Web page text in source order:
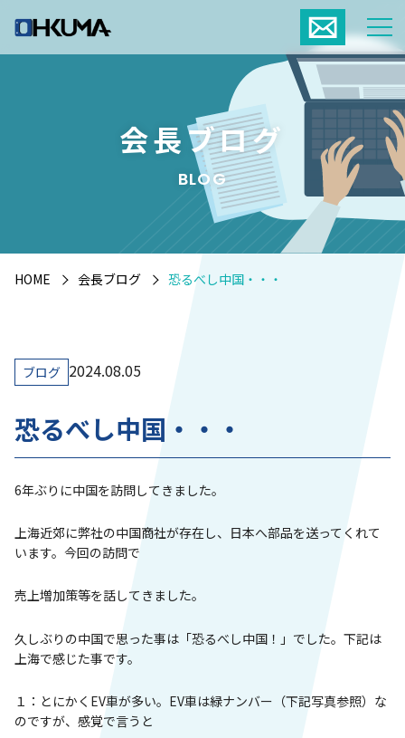
会長ブログ
BLOG
HOME 会長ブログ 恐るべし中国・・・
ブログ 2024.08.05
恐るべし中国・・・
6年ぶりに中国を訪問してきました。
上海近郊に弊社の中国商社が存在し、日本へ部品を送ってくれて
います。今回の訪問で
売上増加策等を話してきました。
久しぶりの中国で思った事は「恐るべし中国！」でした。下記は
上海で感じた事です。
１：とにかくEV車が多い。EV車は緑ナンバー（下記写真参照）な
のですが、感覚で言うと